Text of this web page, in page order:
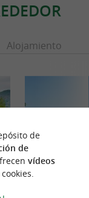
Alojamiento
de
de
vídeos